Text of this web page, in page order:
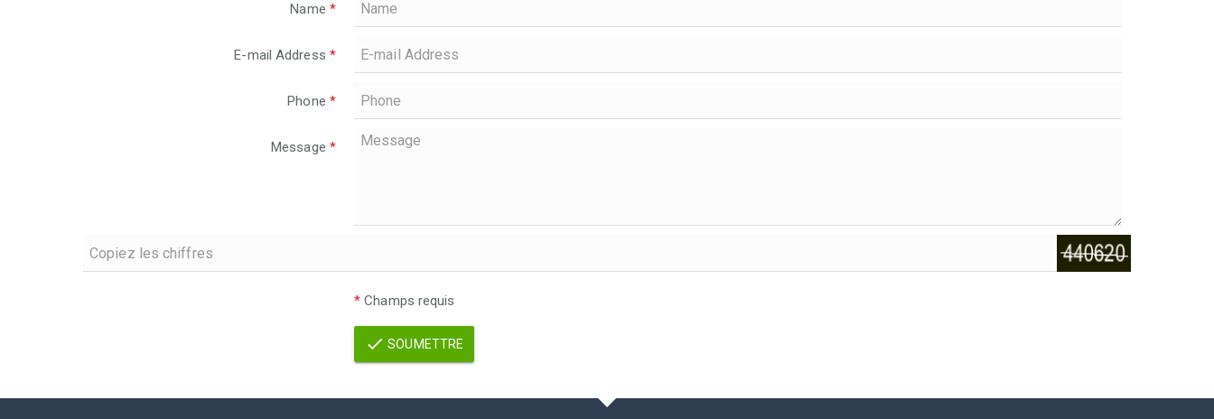
Name *
E-mail Address *
Phone *
Message *
* Champs requis
SOUMETTRE